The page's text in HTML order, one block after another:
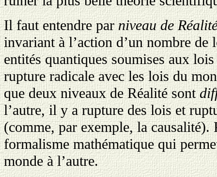
Il faut entendre parniveau de
invariant à l’action d’un nombre de
entités quantiques soumises aux
rupture radicale avec les lois du
que deux niveaux de Réalité sont
l’autre, il y a rupture des lois et
(comme, par exemple, la causalité).
formalisme mathématique qui
monde à l’autre.